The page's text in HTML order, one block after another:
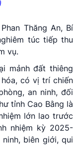
Thăng An, Bí
túc tiếp thu
vụ.
mảnh đất thiêng
có vị trí chiến
an ninh, đối
tỉnh Cao Bằng là
lớn lao trước
nhiệm kỳ 2025-
biên giới, qui